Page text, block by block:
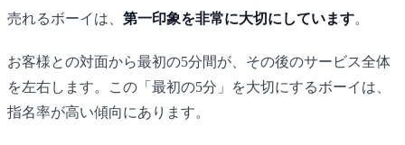
売れるボーイは、 第一印象を非常に大切にしています。
お客様との対面から最初の5分間が、その後のサービス全体
を左右します。この「最初の5分」を大切にするボーイは、
指名率が高い傾向にあります。